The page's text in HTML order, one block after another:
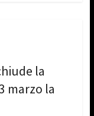
la
marzo la